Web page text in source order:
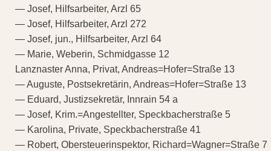
— Josef, Hilfsarbeiter, Arzl 65
— Josef, Hilfsarbeiter, Arzl 272
— Josef, jun., Hilfsarbeiter, Arzl 64
— Marie, Weberin, Schmidgasse 12
Lanznaster Anna, Privat, Andreas=Hofer=Straße 13
— Auguste, Postsekretärin, Andreas=Hofer=Straße 13
— Eduard, Justizsekretär, Innrain 54 a
— Josef, Krim.=Angestellter, Speckbacherstraße 5
— Karolina, Private, Speckbacherstraße 41
— Robert, Obersteuerinspektor, Richard=Wagner=Straße 7